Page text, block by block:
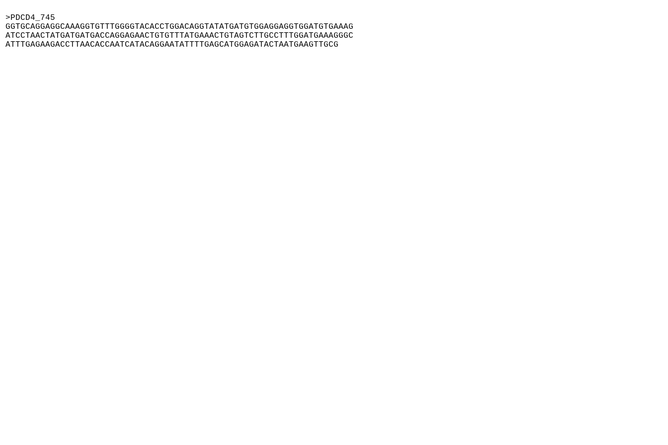
>PDCD4_745
GGTGCAGGAGGCAAAGGTGTTTGGGGTACACCTGGACAGGTATATGATGTGGAGGAGGTGGATGTGAAAG
ATCCTAACTATGATGATGACCAGGAGAACTGTGTTTATGAAACTGTAGTCTTGCCTTTGGATGAAAGGGC
ATTTGAGAAGACCTTAACACCAATCATACAGGAATATTTTGAGCATGGAGATACTAATGAAGTTGCG